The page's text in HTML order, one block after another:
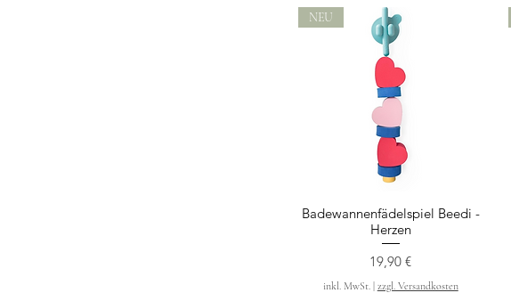
Schnellansicht
NEU
Badewannenfädelspiel Beedi -
Herzen
Preis
19,90 €
inkl. MwSt.| zzgl. Versandkosten